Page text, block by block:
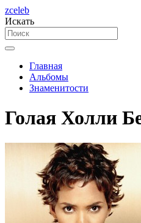
zceleb
Искать
Главная
Альбомы
Знаменитости
Голая Холли